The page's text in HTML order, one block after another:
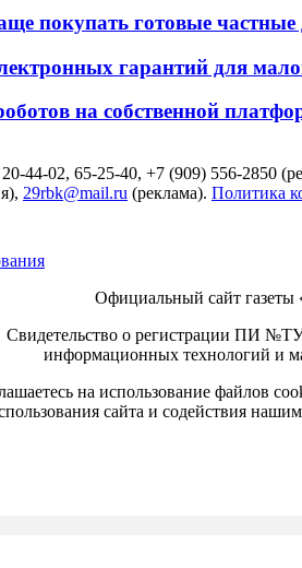
покупать готовые частные
гарантий для
на собственной
44-02, 65-25-40, +7 (909) 556-2850
29rbk@mail.ru (реклама). Политика
Официальный сайт
Свидетельство о регистрации ПИ
информационных технологий и
на использование файлов
сайта и содействия